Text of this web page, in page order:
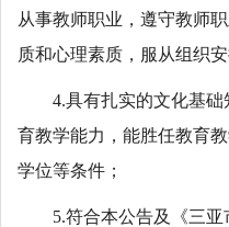
从事教师职业，遵守教师
质和心理素质，服从组织
4.具有扎实的文化基
育教学能力，能胜任教育
学位等条件；
5.符合本公告及《三